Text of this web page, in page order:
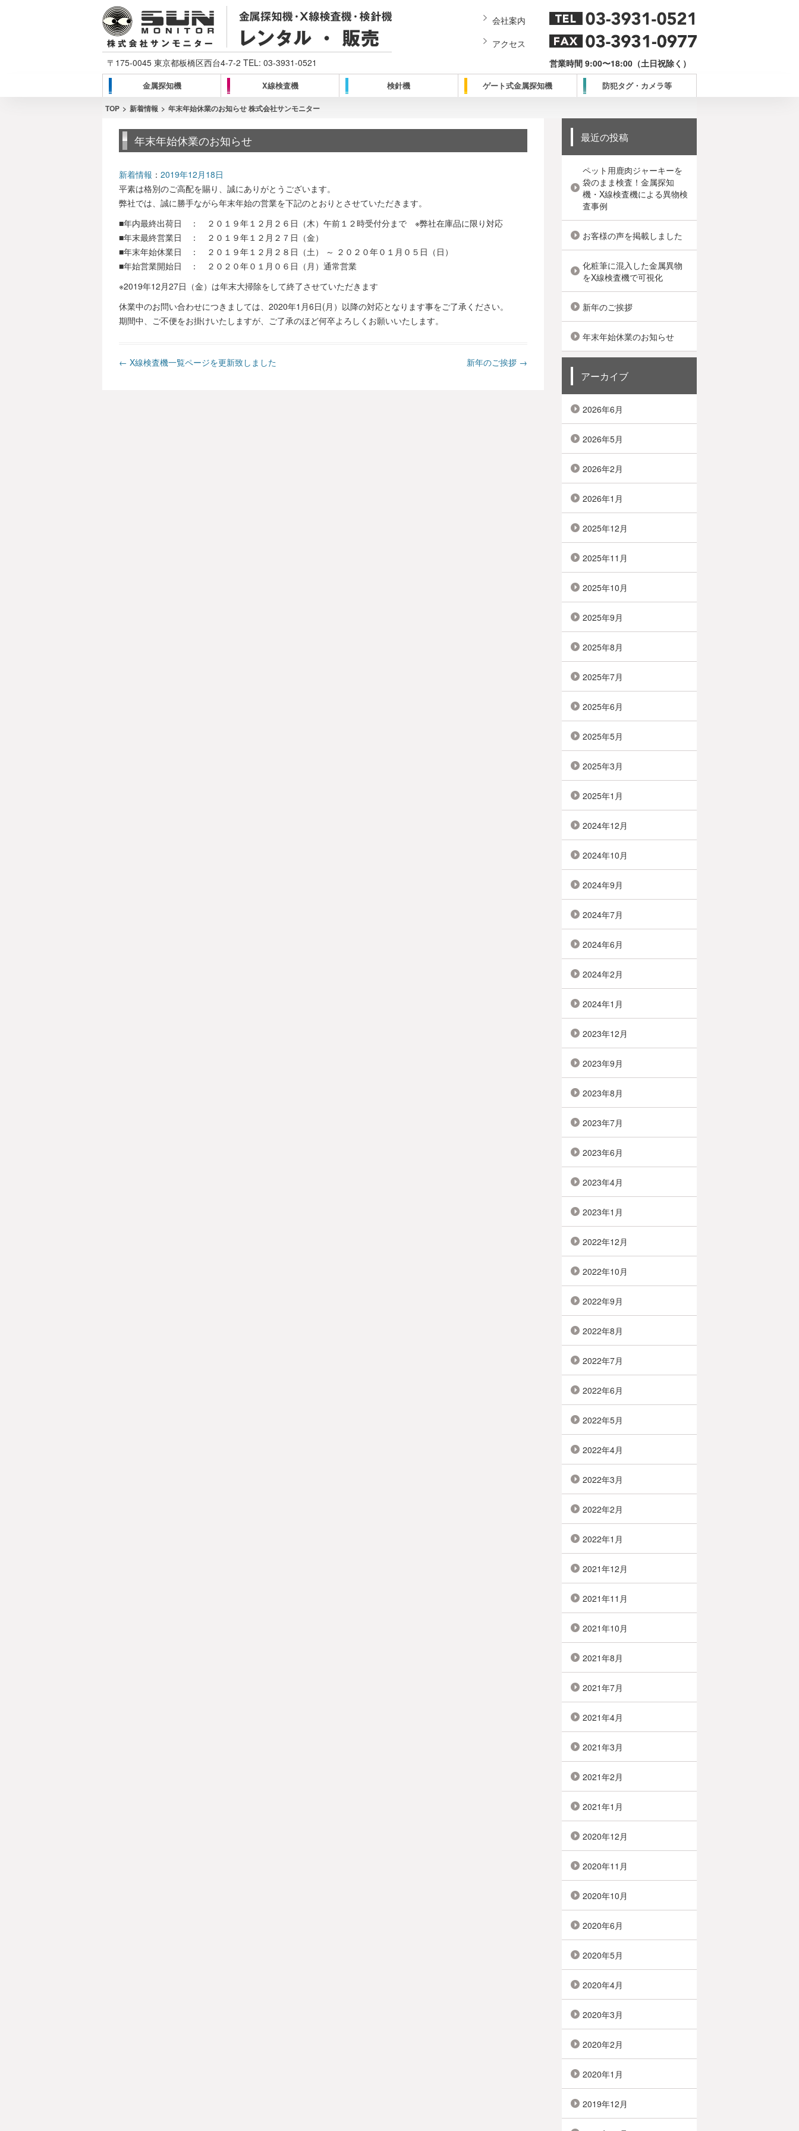
〒175-0045 東京都板橋区西台4-7-2 TEL: 03-3931-0521 営業時間 9:00〜18:00（土日祝除く）
会社案内
アクセス
金属探知機 X線検査機 検針機 ゲート式金属探知機 防犯タグ・カメラ等
TOP 新着情報 年末年始休業のお知らせ 株式会社サンモニター
年末年始休業のお知らせ
新着情報 ： 2019年12月18日
平素は格別のご高配を賜り、誠にありがとうございます。
弊社では、誠に勝手ながら年末年始の営業を下記のとおりとさせていただきます。
■年内最終出荷日 ： ２０１９年１２月２６日（木）午前１２時受付分まで ※弊社在庫品に限り対応
■年末最終営業日 ： ２０１９年１２月２７日（金）
■年末年始休業日 ： ２０１９年１２月２８日（土） ～ ２０２０年０１月０５日（日）
■年始営業開始日 ： ２０２０年０１月０６日（月）通常営業
※2019年12月27日（金）は年末大掃除をして終了させていただきます
休業中のお問い合わせにつきましては、2020年1月6日(月）以降の対応となります事をご了承ください。
期間中、ご不便をお掛けいたしますが、ご了承のほど何卒よろしくお願いいたします。
Post navigation
← X線検査機一覧ページを更新致しました 新年のご挨拶 →
最近の投稿
ペット用鹿肉ジャーキーを
袋のまま検査！金属探知
機・X線検査機による異物検
査事例
お客様の声を掲載しました
化粧筆に混入した金属異物
をX線検査機で可視化
新年のご挨拶
年末年始休業のお知らせ
アーカイブ
2026年6月
2026年5月
2026年2月
2026年1月
2025年12月
2025年11月
2025年10月
2025年9月
2025年8月
2025年7月
2025年6月
2025年5月
2025年3月
2025年1月
2024年12月
2024年10月
2024年9月
2024年7月
2024年6月
2024年2月
2024年1月
2023年12月
2023年9月
2023年8月
2023年7月
2023年6月
2023年4月
2023年1月
2022年12月
2022年10月
2022年9月
2022年8月
2022年7月
2022年6月
2022年5月
2022年4月
2022年3月
2022年2月
2022年1月
2021年12月
2021年11月
2021年10月
2021年8月
2021年7月
2021年4月
2021年3月
2021年2月
2021年1月
2020年12月
2020年11月
2020年10月
2020年6月
2020年5月
2020年4月
2020年3月
2020年2月
2020年1月
2019年12月